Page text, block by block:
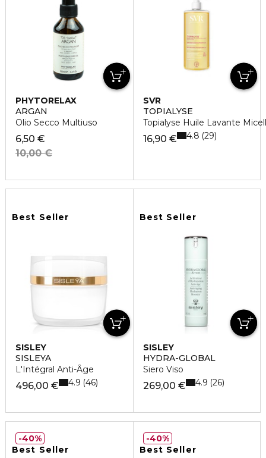
PHYTORELAX
ARGAN
Olio Secco Multiuso
6,50 €
10,00 €
SVR
TOPIALYSE
Topialyse Huile Lavante
16,90 € 4.8 29
Best Seller
SISLEY
SISLEYA
L'Intégral Anti-Âge
496,00 € 4.9 46
Best Seller
SISLEY
HYDRA-GLOBAL
Siero Viso
269,00 € 4.9 26
Best Seller
40%
Best Seller
40%